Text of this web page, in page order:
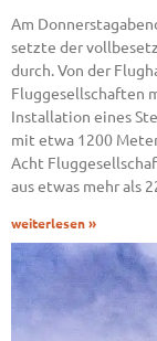
Am
setzte der
durch. Von der
Fluggesellschaften
Installation eines
mit etwa 1200
Acht
aus etwas mehr als
weiterlesen »